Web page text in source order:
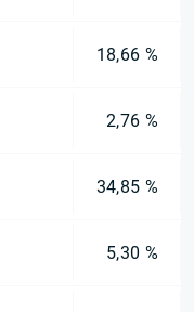
18,66 %
2,76 %
34,85 %
5,30 %